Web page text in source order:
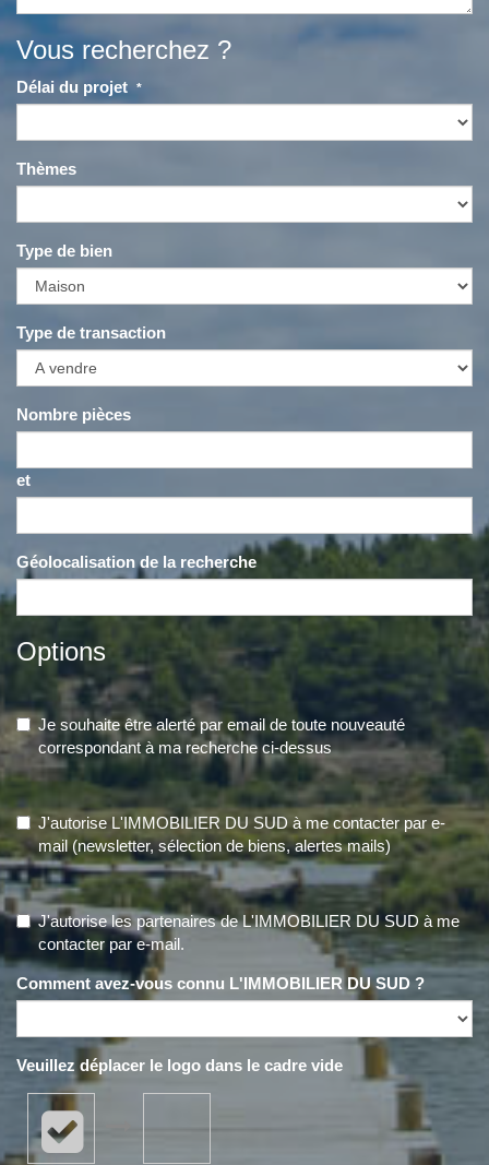
Vous recherchez ?
Délai du projet *
Thèmes
Type de bien
Type de transaction
Nombre pièces
et
Géolocalisation de la recherche
Options
Je souhaite être alerté par email de toute nouveauté
correspondant à ma recherche ci-dessus
J'autorise L'IMMOBILIER DU SUD à me contacter par e-
mail (newsletter, sélection de biens, alertes mails)
J'autorise les partenaires de L'IMMOBILIER DU SUD à me
contacter par e-mail.
Comment avez-vous connu L'IMMOBILIER DU SUD ?
Veuillez déplacer le logo dans le cadre vide